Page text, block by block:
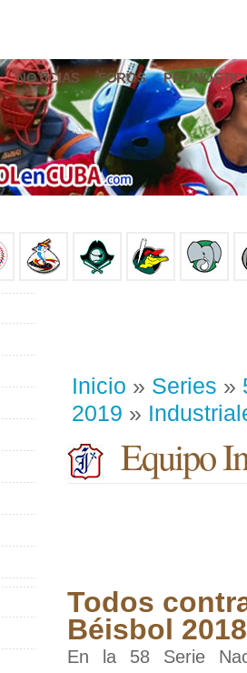
NOTICIAS FOROS
Inicio » Series »
2019 »
Equipo
Todos
Béisbol
En la 58 Serie